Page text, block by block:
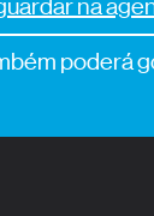
na
poderá